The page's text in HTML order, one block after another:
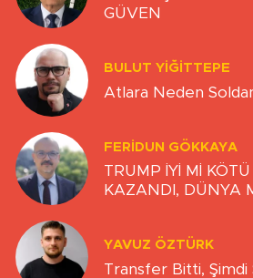
GÜVEN
BULUT YİĞİTTEPE
Atlara Neden
FERIDUN GÖKKAYA
TRUMP İYİ Mİ
KAZANDI, DÜNYA
YAVUZ ÖZTÜRK
Transfer Bitti, Şimdi